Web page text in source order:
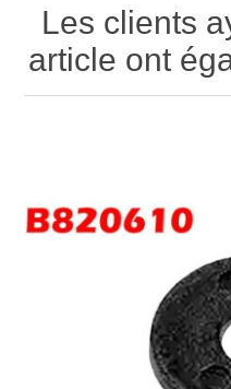
Les clients
article ont